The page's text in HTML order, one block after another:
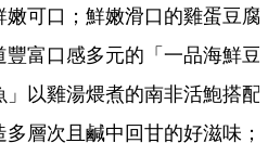
可口；鮮嫩滑口的雞蛋豆腐
富口感多元的「一品海鮮豆
以雞湯煨煮的南非活鮑搭配
層次且鹹中回甘的好滋味；